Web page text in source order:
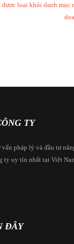
được loại khỏi danh mục
TY
pháp lý và đầu tư
ty uy tín nhất tại Việt
ĐÂY